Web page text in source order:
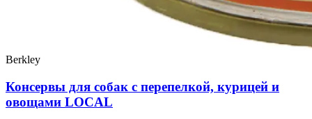
Berkley
Консервы для собак с перепелкой, курицей и
овощами LOCAL